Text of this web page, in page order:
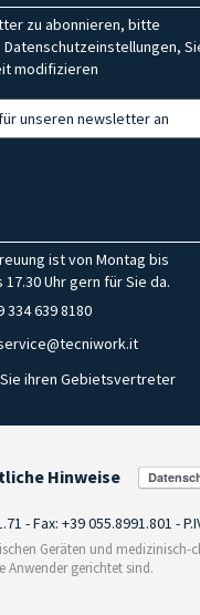
zu abonnieren, bitte
modifizieren
unseren newsletter an
ist von Montag bis
Uhr gern für Sie da.
334 639 8180
ihren Gebietsvertreter
Hinweise
- Fax: +39 055.8991.801 -
Geräten und
Anwender gerichtet sind.